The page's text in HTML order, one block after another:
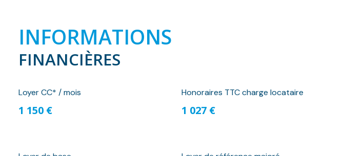
INFORMATIONS
FINANCIÈRES
Loyer CC* / mois
1 150 €
Honoraires TTC charge locataire
1 027 €